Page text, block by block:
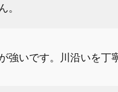
。
いです。川沿いを丁